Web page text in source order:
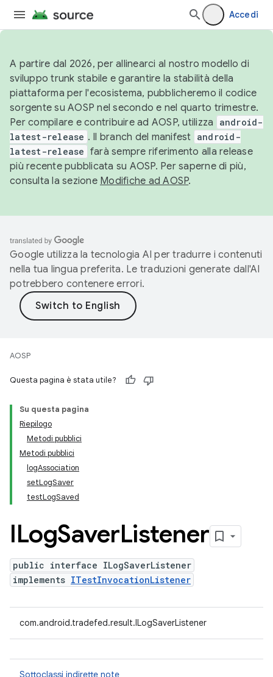
Accedi
A partire dal 2026, per allinearci al nostro modello di
sviluppo trunk stabile e garantire la stabilità della
piattaforma per l'ecosistema, pubblicheremo il codice
sorgente su AOSP nel secondo e nel quarto trimestre.
Per compilare e contribuire ad AOSP, utilizza
android-
latest-release . Il branch del manifest android-
latest-release farà sempre riferimento alla release
più recente pubblicata su AOSP. Per saperne di più,
consulta la sezione Modifiche ad AOSP.
Google utilizza la tecnologia AI per tradurre i contenuti
nella tua lingua preferita. Le traduzioni generate dall'AI
potrebbero contenere errori.
AOSP
Questa pagina è stata utile?
Su questa pagina
Riepilogo
Metodi pubblici
Metodi pubblici
logAssociation
setLogSaver
testLogSaved
ILogSaverListener
public interface ILogSaverListener
implements ITestInvocationListener
com.android.tradefed.result.ILogSaverListener
Sottoclassi indirette note